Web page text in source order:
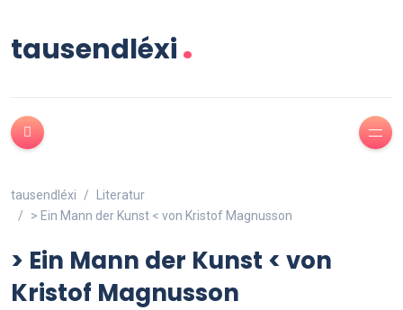
tausendléxi.
tausendléxi
Literatur
> Ein Mann der Kunst < von Kristof Magnusson
> Ein Mann der Kunst < von
Kristof Magnusson